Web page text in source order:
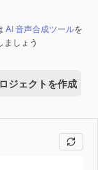
AI 音声合成ツールを
しょう
ジェクトを作成